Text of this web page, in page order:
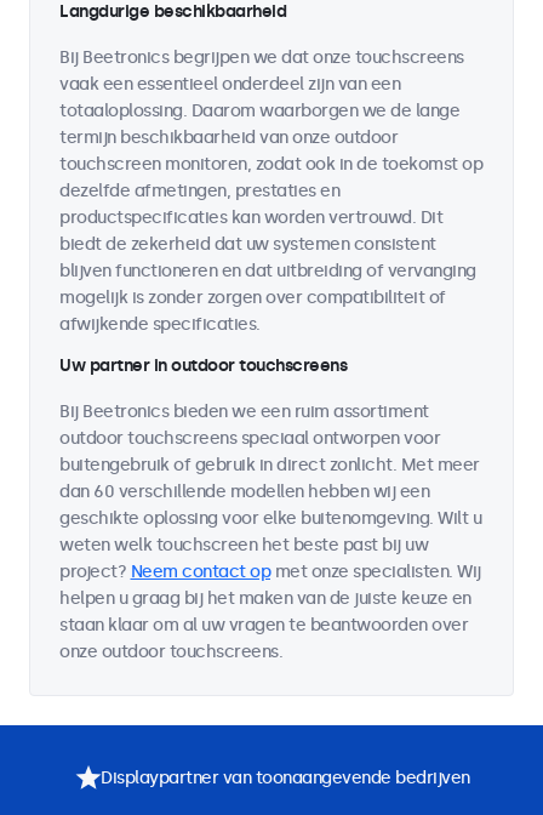
Langdurige beschikbaarheid
Bij Beetronics begrijpen we dat onze touchscreens
vaak een essentieel onderdeel zijn van een
totaaloplossing. Daarom waarborgen we de lange
termijn beschikbaarheid van onze outdoor
touchscreen monitoren, zodat ook in de toekomst op
dezelfde afmetingen, prestaties en
productspecificaties kan worden vertrouwd. Dit
biedt de zekerheid dat uw systemen consistent
blijven functioneren en dat uitbreiding of vervanging
mogelijk is zonder zorgen over compatibiliteit of
afwijkende specificaties.
Uw partner in outdoor touchscreens
Bij Beetronics bieden we een ruim assortiment
outdoor touchscreens speciaal ontworpen voor
buitengebruik of gebruik in direct zonlicht. Met meer
dan 60 verschillende modellen hebben wij een
geschikte oplossing voor elke buitenomgeving. Wilt u
weten welk touchscreen het beste past bij uw
project? Neem contact opmet onze specialisten. Wij
helpen u graag bij het maken van de juiste keuze en
staan klaar om al uw vragen te beantwoorden over
onze outdoor touchscreens.
Displaypartner van toonaangevende bedrijven